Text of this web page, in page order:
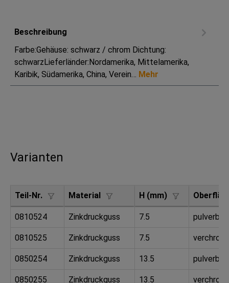
Beschreibung
Farbe:Gehäuse: schwarz / chrom Dichtung:
schwarzLieferländer:Nordamerika, Mittelamerika,
Karibik, Südamerika, China, Verein… Mehr
Varianten
Teil-Nr. Material H (mm)
0810524 Zinkdruckguss 7.5
0810525 Zinkdruckguss 7.5
0850254 Zinkdruckguss 13.5
0850255 Zinkdruckguss 13.5